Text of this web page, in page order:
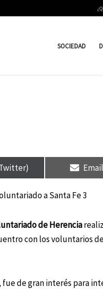
SOCIEDAD
en
Email
de Herencia
con los voluntarios
de gran interés para
en